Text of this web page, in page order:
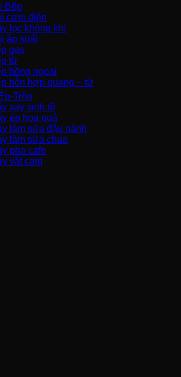
Bếp
cơm điện
lọc không khí
áp suất
gas
từ
hồng ngoại
hỗn hợp quang – từ
Trộn
xay sinh tố
ép hoa quả
làm sữa đậu nành
làm sữa chua
pha cafe
vắt cam